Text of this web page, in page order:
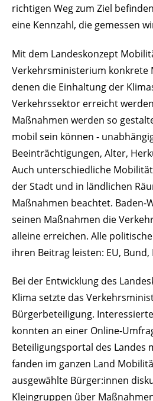
richtigen Weg zum Ziel
eine Kennzahl, die gemessen
Mit dem Landeskonzept
Verkehrsministerium konkrete
denen die Einhaltung der
Verkehrssektor erreicht
Maßnahmen werden so
mobil sein können -
Beeinträchtigungen, Alter,
Auch unterschiedliche
der Stadt und in ländlichen
Maßnahmen beachtet. Baden-
seinen Maßnahmen die
alleine erreichen. Alle
ihren Beitrag leisten: EU,
Bei der Entwicklung des
Klima setzte das
Bürgerbeteiligung.
konnten an einer Online-
Beteiligungsportal des Landes
fanden im ganzen Land
ausgewählte Bürger:innen
Kleingruppen über